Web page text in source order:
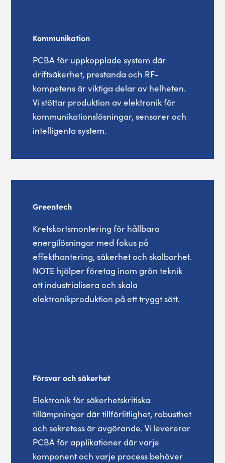
Kommunikation
PCBA för uppkopplade system där
driftsäkerhet, prestanda och RF-
kompetens är viktiga delar av helheten.
Vi stöttar produktion av elektronik för
kommunikationslösningar, sensorer och
intelligenta system.
Greentech
Kretskortsmontering för hållbara
energilösningar med fokus på
effekthantering, säkerhet och skalbarhet.
NOTE hjälper företag inom grön teknik
att industrialisera och skala
elektronikproduktion på ett tryggt sätt.
Försvar och säkerhet
Elektronik för säkerhetskritiska
tillämpningar där tillförlitlighet, robusthet
och sekretess är avgörande. Vi levererar
PCBA för applikationer där varje
komponent och varje process behöver